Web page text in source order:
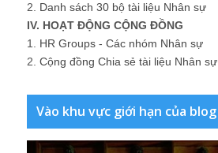
2. Danh sách 30 bộ tài liệu Nhân sự
IV. HOẠT ĐỘNG CỘNG ĐỒNG
1. HR Groups - Các nhóm Nhân sự
2. Cộng đồng Chia sẻ tài liệu Nhân sự
Vào khu vực giới hạn của blog